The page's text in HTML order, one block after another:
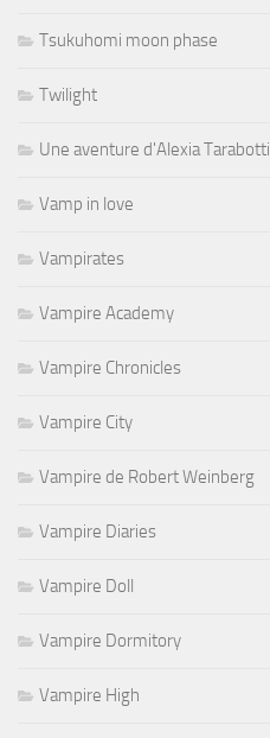
Tsukuhomi moon phase
Twilight
Une aventure d'Alexia Tarabotti
Vamp in love
Vampirates
Vampire Academy
Vampire Chronicles
Vampire City
Vampire de Robert Weinberg
Vampire Diaries
Vampire Doll
Vampire Dormitory
Vampire High